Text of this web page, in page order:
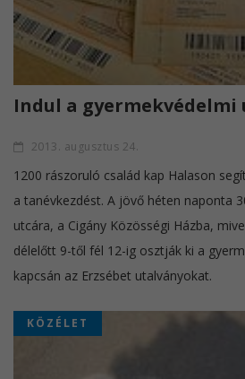
Indul a gyermekvédelmi
2013. augusztus 24.
1200 rászoruló család kap Halason
a tanévkezdést. A jövő héten naponta
utcára, a Cigány Közösségi Házba,
délelőtt 9-től fél 12-ig osztják ki a
kapcsán az Erzsébet utalványokat.
KÖZÉLET